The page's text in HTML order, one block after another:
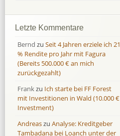
Bondora
Finbee
43,2%
Finbee (CZK)
0,0 %
HeavyFinance
IUVO Group
-32,2 %
Lenndy
-314,6 %
Moncera
8,0 %
Bondora
Finbee
35,2%
Finbee (CZK)
0,0 %
HeavyFinance
IUVO Group
-55,0 %
Lenndy
146,5 %
Moncera
11,1 %
Letzte Kommentare
Bernd zu Seit 4 Jahren erziele ich 21
% Rendite pro Jahr mit Fagura
(Bereits 500.000 € an mich
zurückgezahlt)
Frankzu Ich starte bei FF Forest
mit Investitionen in Wald (10.000 €
Investment)
Andreaszu Analyse: Kreditgeber
Tambadana bei Loanch unter der